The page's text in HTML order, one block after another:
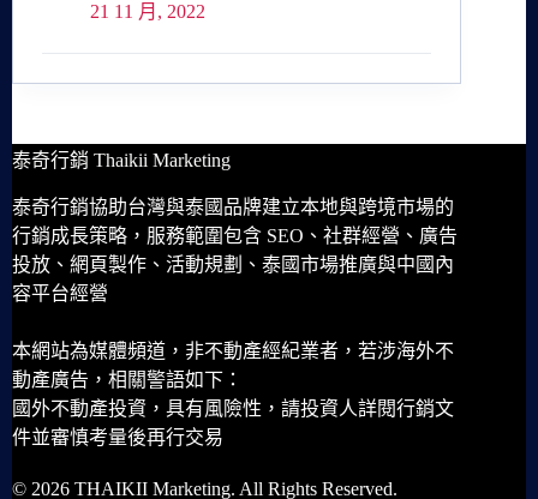
21 11 月, 2022
泰奇行銷 Thaikii Marketing
泰奇行銷協助台灣與泰國品牌建立本地與跨境市場的
行銷成長策略，服務範圍包含 SEO、社群經營、廣告
投放、網頁製作、活動規劃、泰國市場推廣與中國內
容平台經營
本網站為媒體頻道，非不動產經紀業者，若涉海外不
動產廣告，相關警語如下：
國外不動產投資，具有風險性，請投資人詳閱行銷文
件並審慎考量後再行交易
© 2026 THAIKII Marketing. All Rights Reserved.